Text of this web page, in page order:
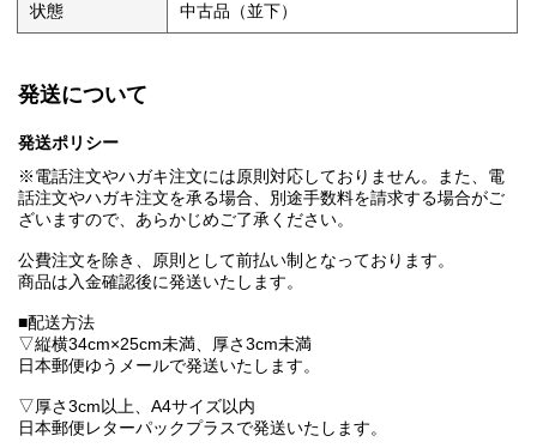
状態 中古品（並下）
発送について
発送ポリシー
※電話注文やハガキ注文には原則対応しておりません。また、電
話注文やハガキ注文を承る場合、別途手数料を請求する場合がご
ざいますので、あらかじめご了承ください。
公費注文を除き、原則として前払い制となっております。
商品は入金確認後に発送いたします。
■配送方法
▽縦横34cm×25cm未満、厚さ3cm未満
日本郵便ゆうメールで発送いたします。
▽厚さ3cm以上、A4サイズ以内
日本郵便レターパックプラスで発送いたします。